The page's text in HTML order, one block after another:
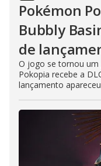
Pokémon
Bubbly
de
O jogo se tornou um
Pokopia recebe a
lançamento